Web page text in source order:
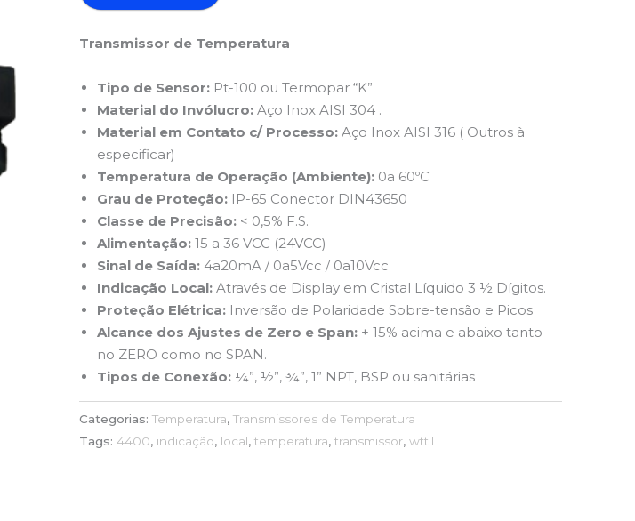
Transmissor de Temperatura
Tipo de Sensor: Pt-100 ou Termopar “K”
Material do Invólucro: Aço Inox AISI 304 .
Material em Contato c/ Processo: Aço Inox AISI 316 ( Outros à
especificar)
Temperatura de Operação (Ambiente): 0a 60ºC
Grau de Proteção: IP-65 Conector DIN43650
Classe de Precisão: < 0,5% F.S.
Alimentação: 15 a 36 VCC (24VCC)
Sinal de Saída: 4a20mA / 0a5Vcc / 0a10Vcc
Indicação Local: Através de Display em Cristal Líquido 3 ½ Dígitos.
Proteção Elétrica: Inversão de Polaridade Sobre-tensão e Picos
Alcance dos Ajustes de Zero e Span: + 15% acima e abaixo tanto
no ZERO como no SPAN.
Tipos de Conexão: ¼”, ½”, ¾”, 1” NPT, BSP ou sanitárias
Categorias:Temperatura,Transmissores de Temperatura
Tags:4400, indicação, local,temperatura,transmissor,wttil